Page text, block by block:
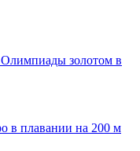
Олимпиады золотом в
в плавании на 200 м